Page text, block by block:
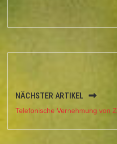
NÄCHSTER ARTIKEL
Telefonische Vernehmung von